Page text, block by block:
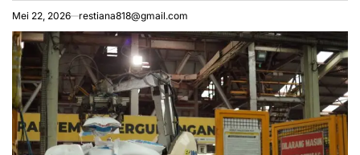
Mei 22, 2026 restiana818@gmail.com